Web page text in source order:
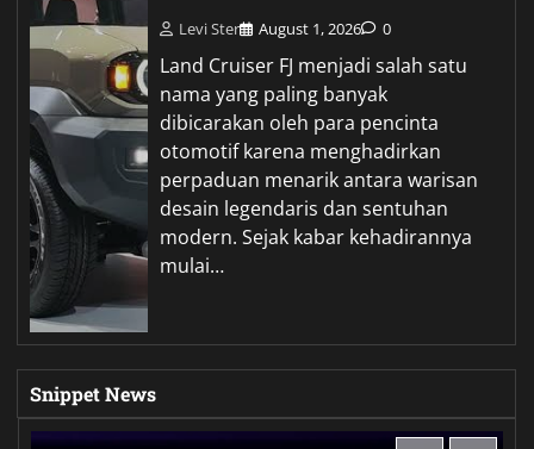
Levi Ster August 1, 2026 0
Land Cruiser FJ menjadi salah satu
nama yang paling banyak
dibicarakan oleh para pencinta
otomotif karena menghadirkan
perpaduan menarik antara warisan
desain legendaris dan sentuhan
modern. Sejak kabar kehadirannya
mulai…
Snippet News